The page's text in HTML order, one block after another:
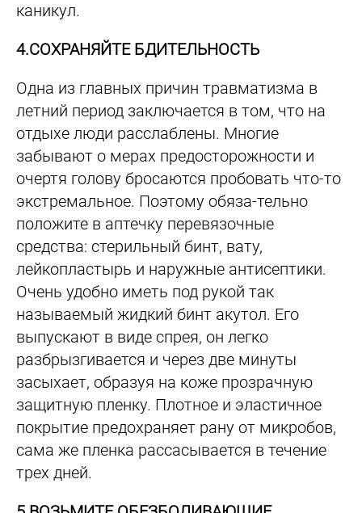
каникул.
4.СОХРАНЯЙТЕ БДИТЕЛЬНОСТЬ
Одна из главных причин травматизма в
летний период заключается в том, что на
отдыхе люди расслаблены. Многие
забывают о мерах предосторожности и
очертя голову бросаются пробовать что-то
экстремальное. Поэтому обяза-тельно
положите в аптечку перевязочные
средства: стерильный бинт, вату,
лейкопластырь и наружные антисептики.
Очень удобно иметь под рукой так
называемый жидкий бинт акутол. Его
выпускают в виде спрея, он легко
разбрызгивается и через две минуты
засыхает, образуя на коже прозрачную
защитную пленку. Плотное и эластичное
покрытие предохраняет рану от микробов,
сама же пленка рассасывается в течение
трех дней.